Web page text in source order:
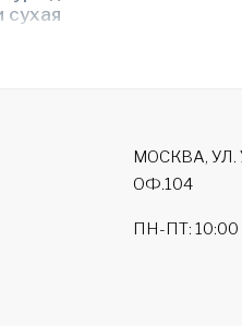
сухая
МОСКВА, УЛ.
ОФ.104
ПН-ПТ: 10:00